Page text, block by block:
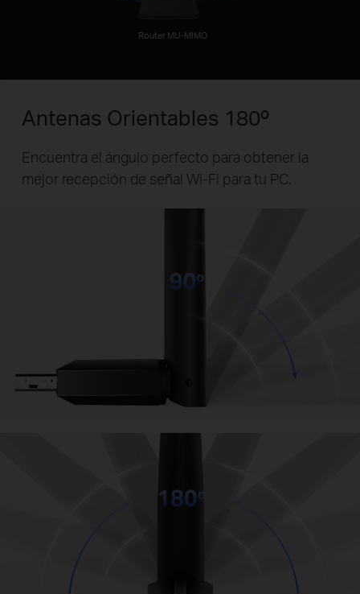
Router MU-MIMO
Antenas Orientables 180º
Encuentra el ángulo perfecto para obtener la
mejor recepción de señal Wi-Fi para tu PC.